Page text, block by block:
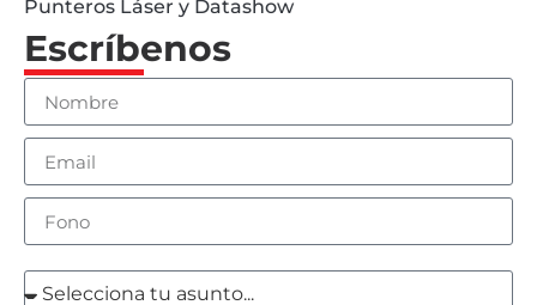
Punteros Láser y Datashow
Escríbenos